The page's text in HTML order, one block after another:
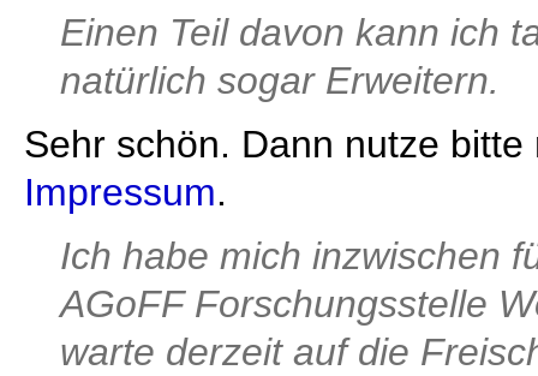
Einen Teil davon kann ich
natürlich sogar Erweitern.
Sehr schön. Dann nutze
Impressum.
Ich habe mich inzwischen
AGoFF Forschungsstelle
warte derzeit auf die